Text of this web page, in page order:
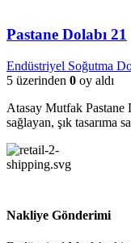
Pastane Dolabı 21
Endüstriyel Soğutma
5 üzerinden 0 oy aldı
Atasay Mutfak Pastane
sağlayan, şık tasarıma
Nakliye Gönderimi